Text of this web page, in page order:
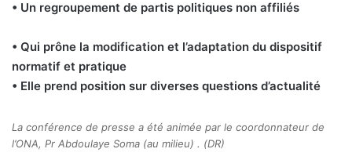
• Un regroupement de partis politiques non affiliés
• Qui prône la modification et l’adaptation du dispositif
normatif et pratique
• Elle prend position sur diverses questions d’actualité
La conférence de presse a été animée par le coordonnateur de
l’ONA, Pr Abdoulaye Soma (au milieu) . (DR)